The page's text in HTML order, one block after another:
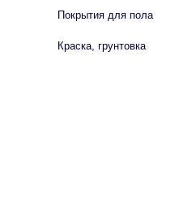
Покрытия для пола
Краска, грунтовка